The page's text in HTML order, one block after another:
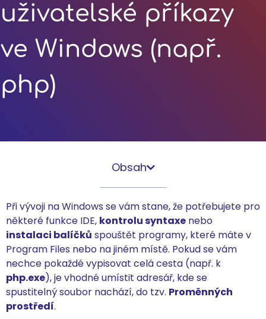
uživatelské příkazy
ve Windows (např.
php)
Obsah
Při vývoji na Windows se vám stane, že potřebujete pro
některé funkce IDE, kontrolu syntaxe nebo
instalaci balíčků spouštět programy, které máte v
Program Files nebo na jiném místě. Pokud se vám
nechce pokaždé vypisovat celá cesta (např. k
php.exe), je vhodné umístit adresář, kde se
spustitelný soubor nachází, do tzv. Proměnných
prostředí.